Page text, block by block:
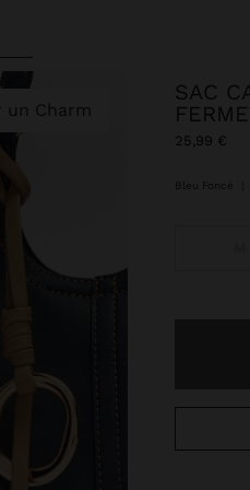
un Charm
SAC
25,99 €
Bleu Foncé